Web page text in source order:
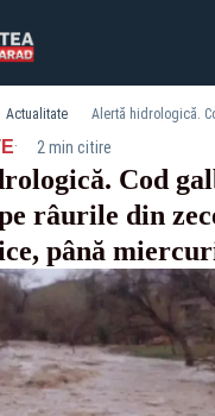
Actualitate
· 2 min citire
Cod
râurile din
până